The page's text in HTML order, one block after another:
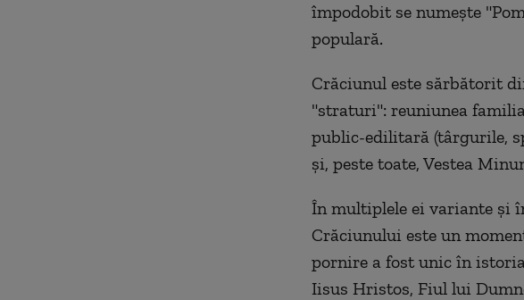
împodobit se numeşte
populară.
Crăciunul este sărbătorit
"straturi": reuniunea
public-edilitară (târgurile,
şi, peste toate, Vestea
În multiplele ei variante şi
Crăciunului este un
pornire a fost unic în
Iisus Hristos, Fiul lui